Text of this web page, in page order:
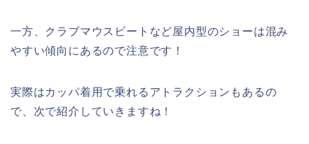
一方、クラブマウスビートなど屋内型のショーは混み
やすい傾向にあるので注意です！
実際はカッパ着用で乗れるアトラクションもあるの
で、次で紹介していきますね！